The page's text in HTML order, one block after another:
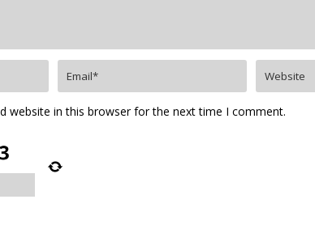
website in this browser for the next time I comment.